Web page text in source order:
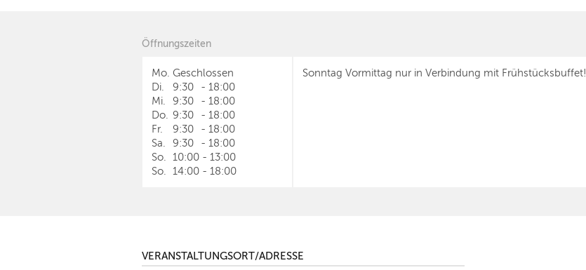
Öffnungszeiten
Mo. Geschlossen
Di.
9:30 - 18:00
Mi.
9:30 - 18:00
Do.
9:30 - 18:00
Fr.
9:30 - 18:00
Sa.
9:30 - 18:00
So.
10:00 - 13:00
So.
14:00 - 18:00
Sonntag Vormittag nur in Verbindung mit Frühstücksbuffet!
VERANSTALTUNGSORT/ADRESSE